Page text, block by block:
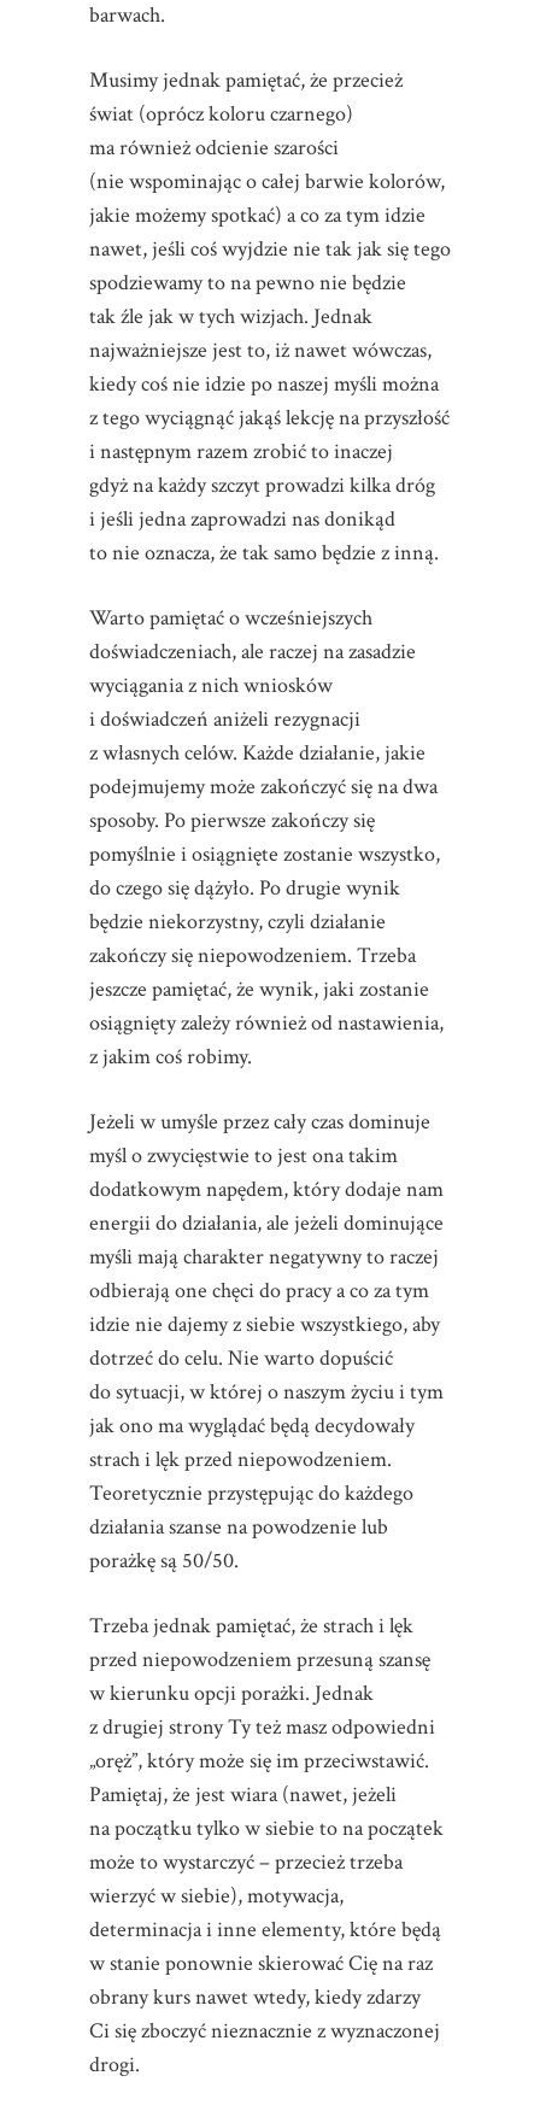
barwach.
Musimy jednak pamiętać, że przecież
świat (oprócz koloru czarnego)
ma również odcienie szarości
(nie wspominając o całej barwie kolorów,
jakie możemy spotkać) a co za tym idzie
nawet, jeśli coś wyjdzie nie tak jak się tego
spodziewamy to na pewno nie będzie
tak źle jak w tych wizjach. Jednak
najważniejsze jest to, iż nawet wówczas,
kiedy coś nie idzie po naszej myśli można
z tego wyciągnąć jakąś lekcję na przyszłość
i następnym razem zrobić to inaczej
gdyż na każdy szczyt prowadzi kilka dróg
i jeśli jedna zaprowadzi nas donikąd
to nie oznacza, że tak samo będzie z inną.
Warto pamiętać o wcześniejszych
doświadczeniach, ale raczej na zasadzie
wyciągania z nich wniosków
i doświadczeń aniżeli rezygnacji
z własnych celów. Każde działanie, jakie
podejmujemy może zakończyć się na dwa
sposoby. Po pierwsze zakończy się
pomyślnie i osiągnięte zostanie wszystko,
do czego się dążyło. Po drugie wynik
będzie niekorzystny, czyli działanie
zakończy się niepowodzeniem. Trzeba
jeszcze pamiętać, że wynik, jaki zostanie
osiągnięty zależy również od nastawienia,
z jakim coś robimy.
Jeżeli w umyśle przez cały czas dominuje
myśl o zwycięstwie to jest ona takim
dodatkowym napędem, który dodaje nam
energii do działania, ale jeżeli dominujące
myśli mają charakter negatywny to raczej
odbierają one chęci do pracy a co za tym
idzie nie dajemy z siebie wszystkiego, aby
dotrzeć do celu. Nie warto dopuścić
do sytuacji, w której o naszym życiu i tym
jak ono ma wyglądać będą decydowały
strach i lęk przed niepowodzeniem.
Teoretycznie przystępując do każdego
działania szanse na powodzenie lub
porażkę są 50/50.
Trzeba jednak pamiętać, że strach i lęk
przed niepowodzeniem przesuną szansę
w kierunku opcji porażki. Jednak
z drugiej strony Ty też masz odpowiedni
„oręż”, który może się im przeciwstawić.
Pamiętaj, że jest wiara (nawet, jeżeli
na początku tylko w siebie to na początek
może to wystarczyć – przecież trzeba
wierzyć w siebie), motywacja,
determinacja i inne elementy, które będą
w stanie ponownie skierować Cię na raz
obrany kurs nawet wtedy, kiedy zdarzy
Ci się zboczyć nieznacznie z wyznaczonej
drogi.